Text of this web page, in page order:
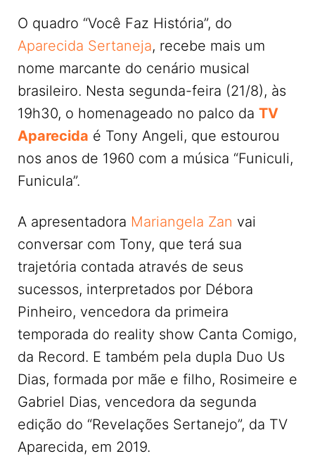
O quadro “Você Faz História”, do
Aparecida Sertaneja, recebe mais um
nome marcante do cenário musical
brasileiro. Nesta segunda-feira (21/8), às
19h30, o homenageado no palco da TV
Aparecida é Tony Angeli, que estourou
nos anos de 1960 com a música “Funiculi,
Funicula”.
A apresentadora Mariangela Zan vai
conversar com Tony, que terá sua
trajetória contada através de seus
sucessos, interpretados por Débora
Pinheiro, vencedora da primeira
temporada do reality show Canta Comigo,
da Record. E também pela dupla Duo Us
Dias, formada por mãe e filho, Rosimeire e
Gabriel Dias, vencedora da segunda
edição do “Revelações Sertanejo”, da TV
Aparecida, em 2019.